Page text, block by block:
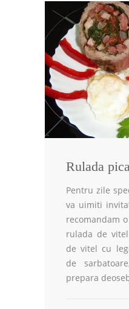
Rulada
Pentru zile
va uimiti
recomandam
rulada de
de vitel cu
de
prepara